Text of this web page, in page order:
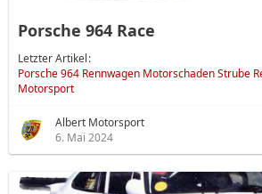
Porsche 964 Race
Letzter Artikel
Porsche 964 Rennwagen Motorschaden Strube
Motorsport
Albert Motorsport
6. Mai 2024